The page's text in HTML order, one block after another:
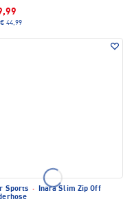
€ 44,99
Sports ·
Inara Slim Zip Off